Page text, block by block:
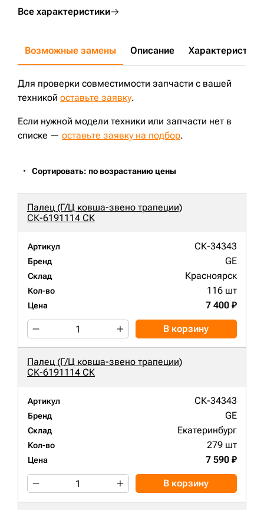
Все характеристики
Возможные замены Описание Характеристики
Для проверки совместимости запчасти с вашей
техникой оставьте заявку.
Если нужной модели техники или запчасти нет в
списке — оставьте заявку на подбор.
Сортировать: по возрастанию цены
Палец (Г/Ц ковша-звено трапеции)
СК-6191114 СК
Артикул СК-34343
Бренд GE
Склад Красноярск
Кол-во 116 шт
Цена 7 400 ₽
В корзину
Палец (Г/Ц ковша-звено трапеции)
СК-6191114 СК
Артикул СК-34343
Бренд GE
Склад Екатеринбург
Кол-во 279 шт
Цена 7 590 ₽
В корзину